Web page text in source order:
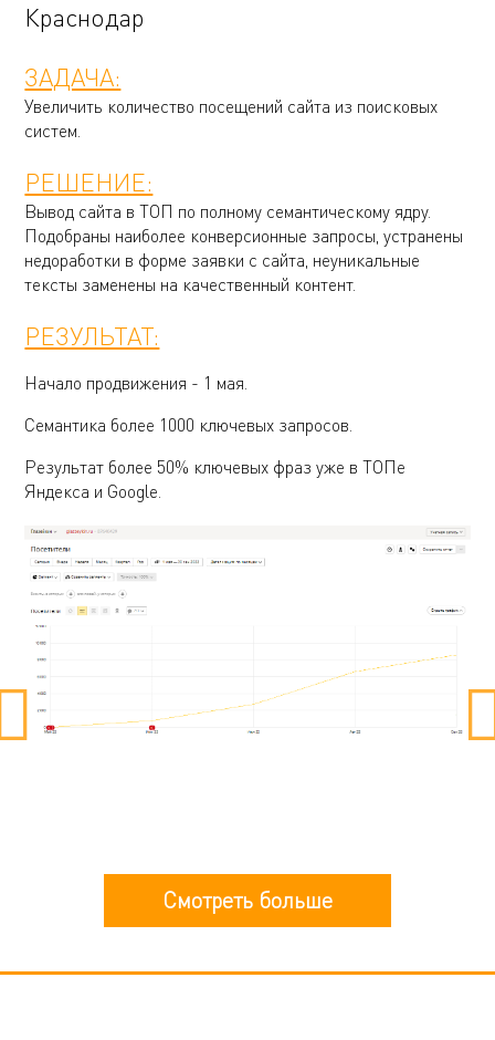
Краснодар
ЗАДАЧА:
Увеличить количество посещений сайта из поисковых
систем.
РЕШЕНИЕ:
Вывод сайта в ТОП по полному семантическому ядру.
Подобраны наиболее конверсионные запросы, устранены
недоработки в форме заявки с сайта, неуникальные
тексты заменены на качественный контент.
РЕЗУЛЬТАТ:
Начало продвижения - 1 мая.
Семантика более 1000 ключевых запросов.
Результат более 50% ключевых фраз уже в ТОПе
Яндекса и Google.
Смотреть больше